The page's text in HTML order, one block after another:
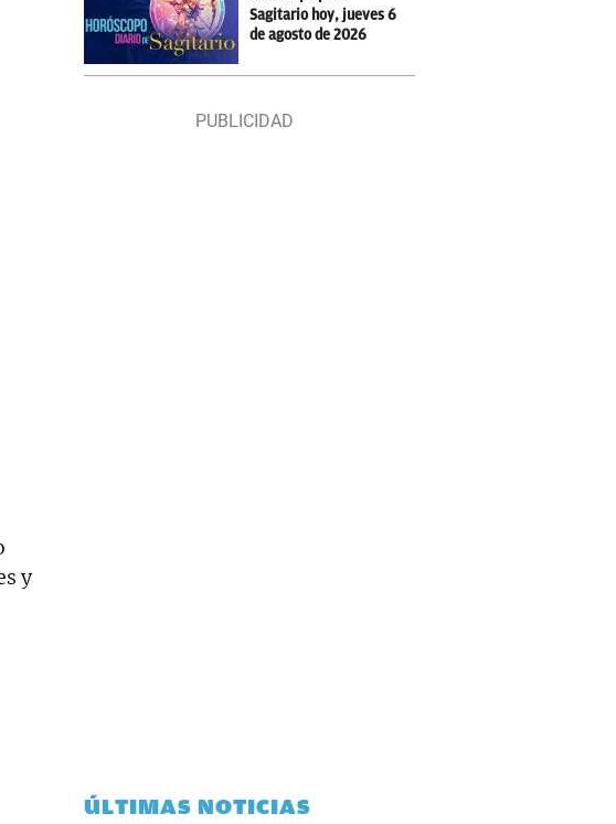
y
Sagitario hoy, jueves 6
de agosto de 2026
ÚLTIMAS NOTICIAS